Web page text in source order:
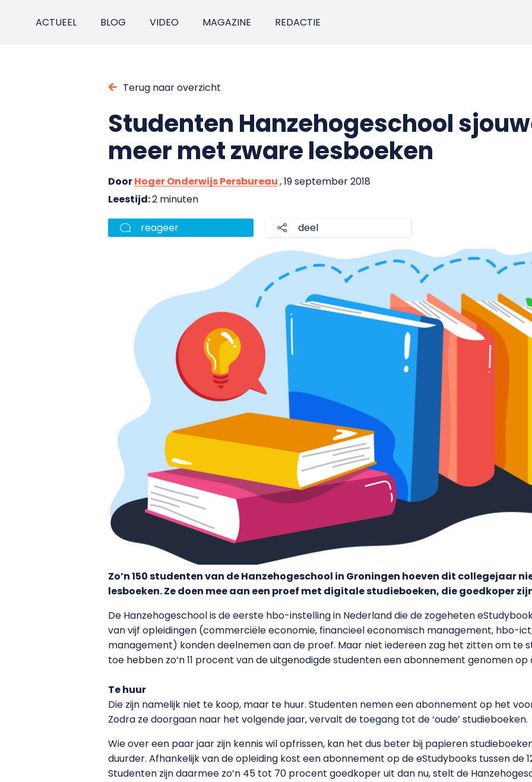
ACTUEEL BLOG VIDEO MAGAZINE REDACTIE
Terug naar overzicht
Studenten Hanzehogeschool
meer met zware lesboeken
DoorHoger Onderwijs Persbureau, 19 september 2018
Leestijd:2 minuten
reageer deel
Zo’n 150 studenten van de Hanzehogeschool in Groningen hoeven dit collegejaar
lesboeken. Ze doen mee aan een proef met digitale studieboeken, die goedkoper
De Hanzehogeschool is de eerste hbo-instelling in Nederland die de zogeheten
van vijf opleidingen (commerciële economie, financieel economisch management, hbo-
management) konden deelnemen aan de proef. Maar niet iedereen zag het zitten om te
toe hebben zo’n 11 procent van de uitgenodigde studenten een abonnement genomen op
Te huur
Die zijn namelijk niet te koop, maar te huur. Studenten nemen een abonnement op het
Zodra ze doorgaan naar het volgende jaar, vervalt de toegang tot de ‘oude’ studieboeken.
Wie over een paar jaar zijn kennis wil opfrissen, kan het dus beter bij papieren
duurder. Afhankelijk van de opleiding kost een abonnement op de eStudybooks tussen de
Studenten zijn daarmee zo’n 45 tot 70 procent goedkoper uit dan nu, stelt de